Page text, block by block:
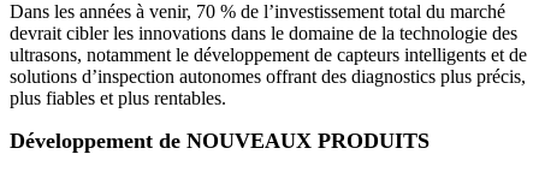
Dans les années à venir, 70 % de l’investissement total du marché
devrait cibler les innovations dans le domaine de la technologie des
ultrasons, notamment le développement de capteurs intelligents et de
solutions d’inspection autonomes offrant des diagnostics plus précis,
plus fiables et plus rentables.
Développement de NOUVEAUX PRODUITS